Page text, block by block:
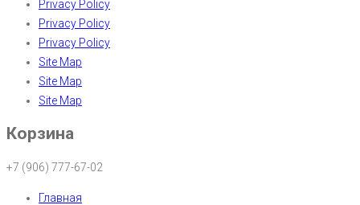
Privacy Policy
Privacy Policy
Privacy Policy
Site Map
Site Map
Site Map
Корзина
+7 (906) 777-67-02
Главная